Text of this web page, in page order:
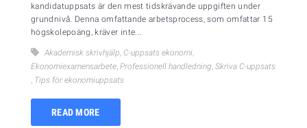
kandidatuppsats är den mest tidskrävande uppgiften under
grundnivå. Denna omfattande arbetsprocess, som omfattar 15
högskolepoäng, kräver inte...
Akademisk skrivhjälp, C-uppsats ekonomi,
Ekonomiexamensarbete, Professionell handledning, Skriva C-uppsats
, Tips för ekonomiuppsats
READ MORE